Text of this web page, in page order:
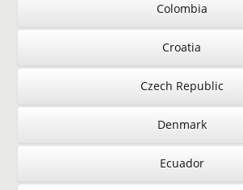
Colombia
Croatia
Czech Republic
Denmark
Ecuador